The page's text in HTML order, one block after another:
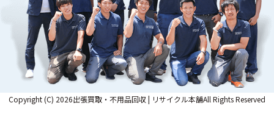
Copyright (C) 2026出張買取・不用品回収 | リサイクル本舗All Rights Reserved